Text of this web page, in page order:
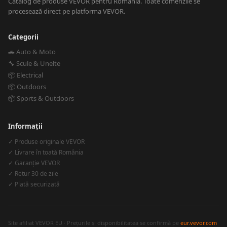
procesează direct pe platforma VEVOR.
Categorii
🚗 Auto & Moto
🔧 Scule & Unelte
📦 Electrical
📦 Outdoors
📦 Sports & Outdoors
Informații
✓ Produse originale VEVOR
✓ Livrare în toată România
✓ Garanție VEVOR
✓ Retur 30 de zile
✓ Plată securizată
Site afiliat VEVOR EU · Prețurile și disponibilitatea se confirmă pe eur.vevor.com